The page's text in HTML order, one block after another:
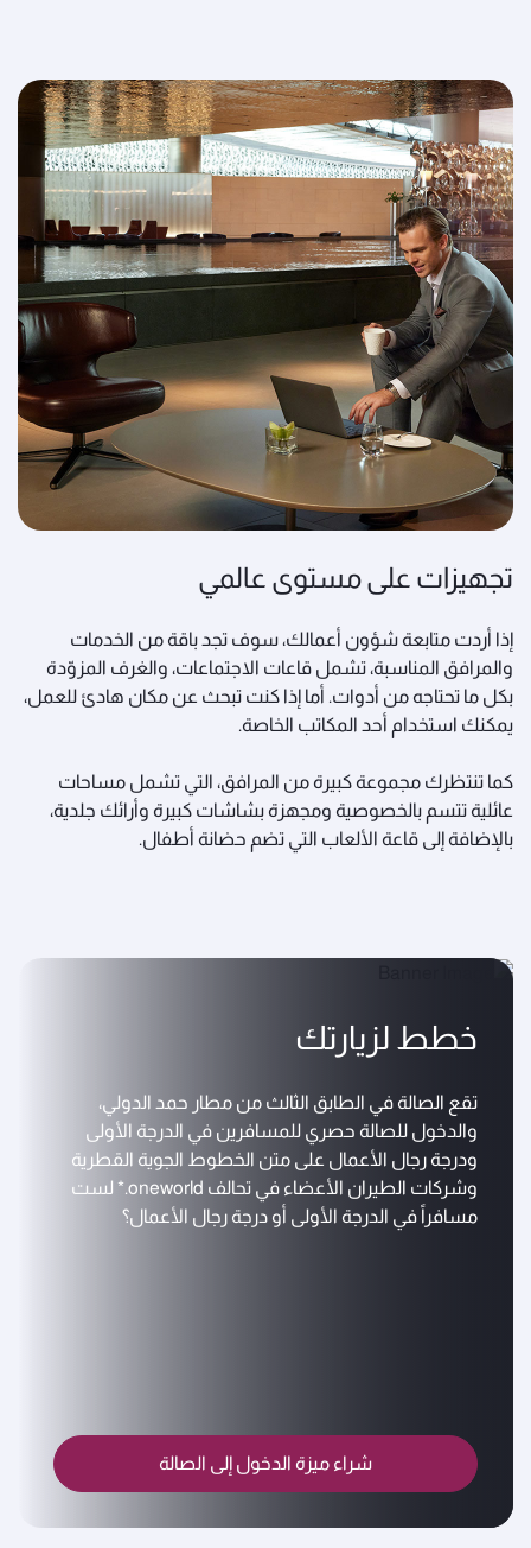
تجهيزات على مستوى عالمي
إذا أردت متابعة شؤون أعمالك، سوف تجد باقة من الخدمات
والمرافق المناسبة، تشمل قاعات الاجتماعات، والغرف المزوّدة
بكل ما تحتاجه من أدوات. أما إذا كنت تبحث عن مكان هادئ للعمل،
يمكنك استخدام أحد المكاتب الخاصة.
كما تنتظرك مجموعة كبيرة من المرافق، التي تشمل مساحات
عائلية تتسم بالخصوصية ومجهزة بشاشات كبيرة وأرائك جلدية،
بالإضافة إلى قاعة الألعاب التي تضم حضانة أطفال.
خطط لزيارتك
تقع الصالة في الطابق الثالث من مطار حمد الدولي،
والدخول للصالة حصري للمسافرين في الدرجة الأولى
ودرجة رجال الأعمال على متن الخطوط الجوية القطرية
وشركات الطيران الأعضاء في تحالف oneworld.* لست
مسافراً في الدرجة الأولى أو درجة رجال الأعمال؟
شراء ميزة الدخول إلى الصالة